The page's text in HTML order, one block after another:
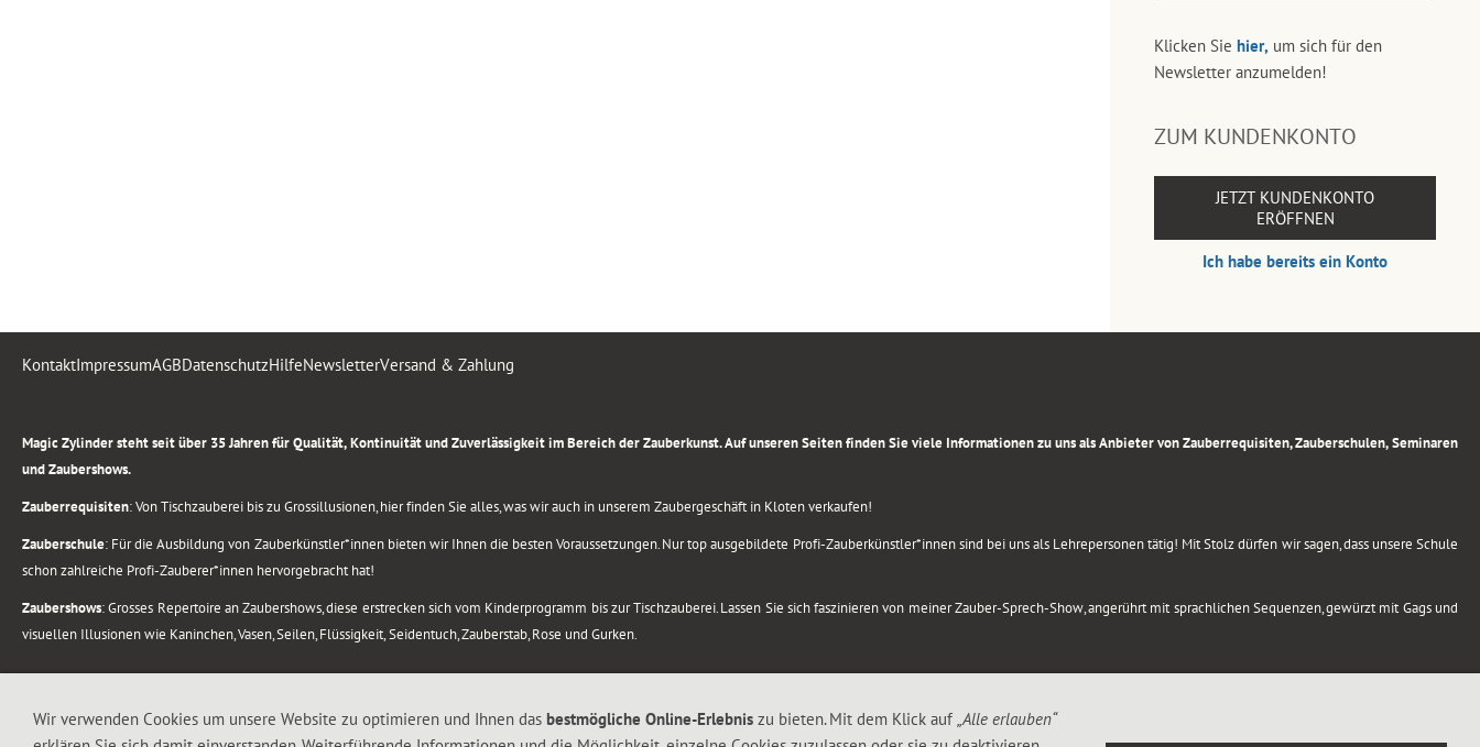
Klicken Sie hier, um sich für den
Newsletter anzumelden!
ZUM KUNDENKONTO
JETZT KUNDENKONTO
ERÖFFNEN
Ich habe bereits ein Konto
KontaktImpressumAGBDatenschutzHilfeNewsletterVersand & Zahlung
Magic Zylinder steht seit über 35 Jahren für Qualität, Kontinuität und Zuverlässigkeit im Bereich der Zauberkunst. Auf unseren Seiten finden Sie viele Informationen zu uns als Anbieter von Zauberrequisiten, Zauberschulen, Seminaren
und Zaubershows.
Zauberrequisiten: Von Tischzauberei bis zu Grossillusionen, hier finden Sie alles, was wir auch in unserem Zaubergeschäft in Kloten verkaufen!
Zauberschule: Für die Ausbildung von Zauberkünstler*innen bieten wir Ihnen die besten Voraussetzungen. Nur top ausgebildete Profi-Zauberkünstler*innen sind bei uns als Lehrepersonen tätig! Mit Stolz dürfen wir sagen, dass unsere Schule
schon zahlreiche Profi-Zauberer*innen hervorgebracht hat!
Zaubershows: Grosses Repertoire an Zaubershows, diese erstrecken sich vom Kinderprogramm bis zur Tischzauberei. Lassen Sie sich faszinieren von meiner Zauber-Sprech-Show, angerührt mit sprachlichen Sequenzen, gewürzt mit Gags und
visuellen Illusionen wie Kaninchen, Vasen, Seilen, Flüssigkeit, Seidentuch, Zauberstab, Rose und Gurken.
.
Alle Rechte vorbehalten. © 1988-2026 Magic Zylinder
Wir verwenden Cookies um unsere Website zu optimieren und Ihnen das bestmögliche Online-Erlebnis zu bieten. Mit dem Klick auf „Alle erlauben“